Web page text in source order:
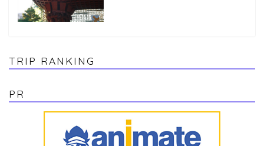
TRIP RANKING
PR